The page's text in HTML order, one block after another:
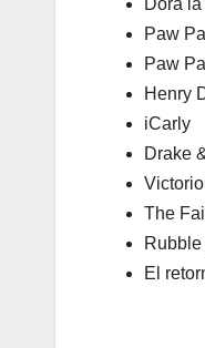
Dora
Paw
Paw
Henry
iCarly
Drake
The
El